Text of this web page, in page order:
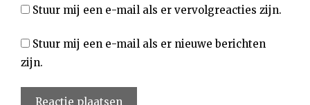
Stuur mij een e-mail als er vervolgreacties zijn.
Stuur mij een e-mail als er nieuwe berichten
zijn.